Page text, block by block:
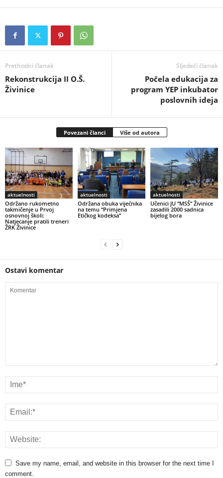
Prethodni članak
Rekonstrukcija II O.Š.
Živinice
Sljedeći članak
Počela edukacija za
program YEP inkubator
poslovnih ideja
Povezani članci Više od autora
aktuelnosti
Održano rukometno
takmičenje u Prvoj
osnovnoj školi:
Natjecanje pratili treneri
ŽRK Živinice
aktuelnosti
Održana obuka vijećnika
na temu “Primjena
Etičkog kodeksa”
aktuelnosti
Učenici JU “MSŠ” Živinice
zasadili 2000 sadnica
bijelog bora
Ostavi komentar
Save my name, email, and website in this browser for the next time I
comment.